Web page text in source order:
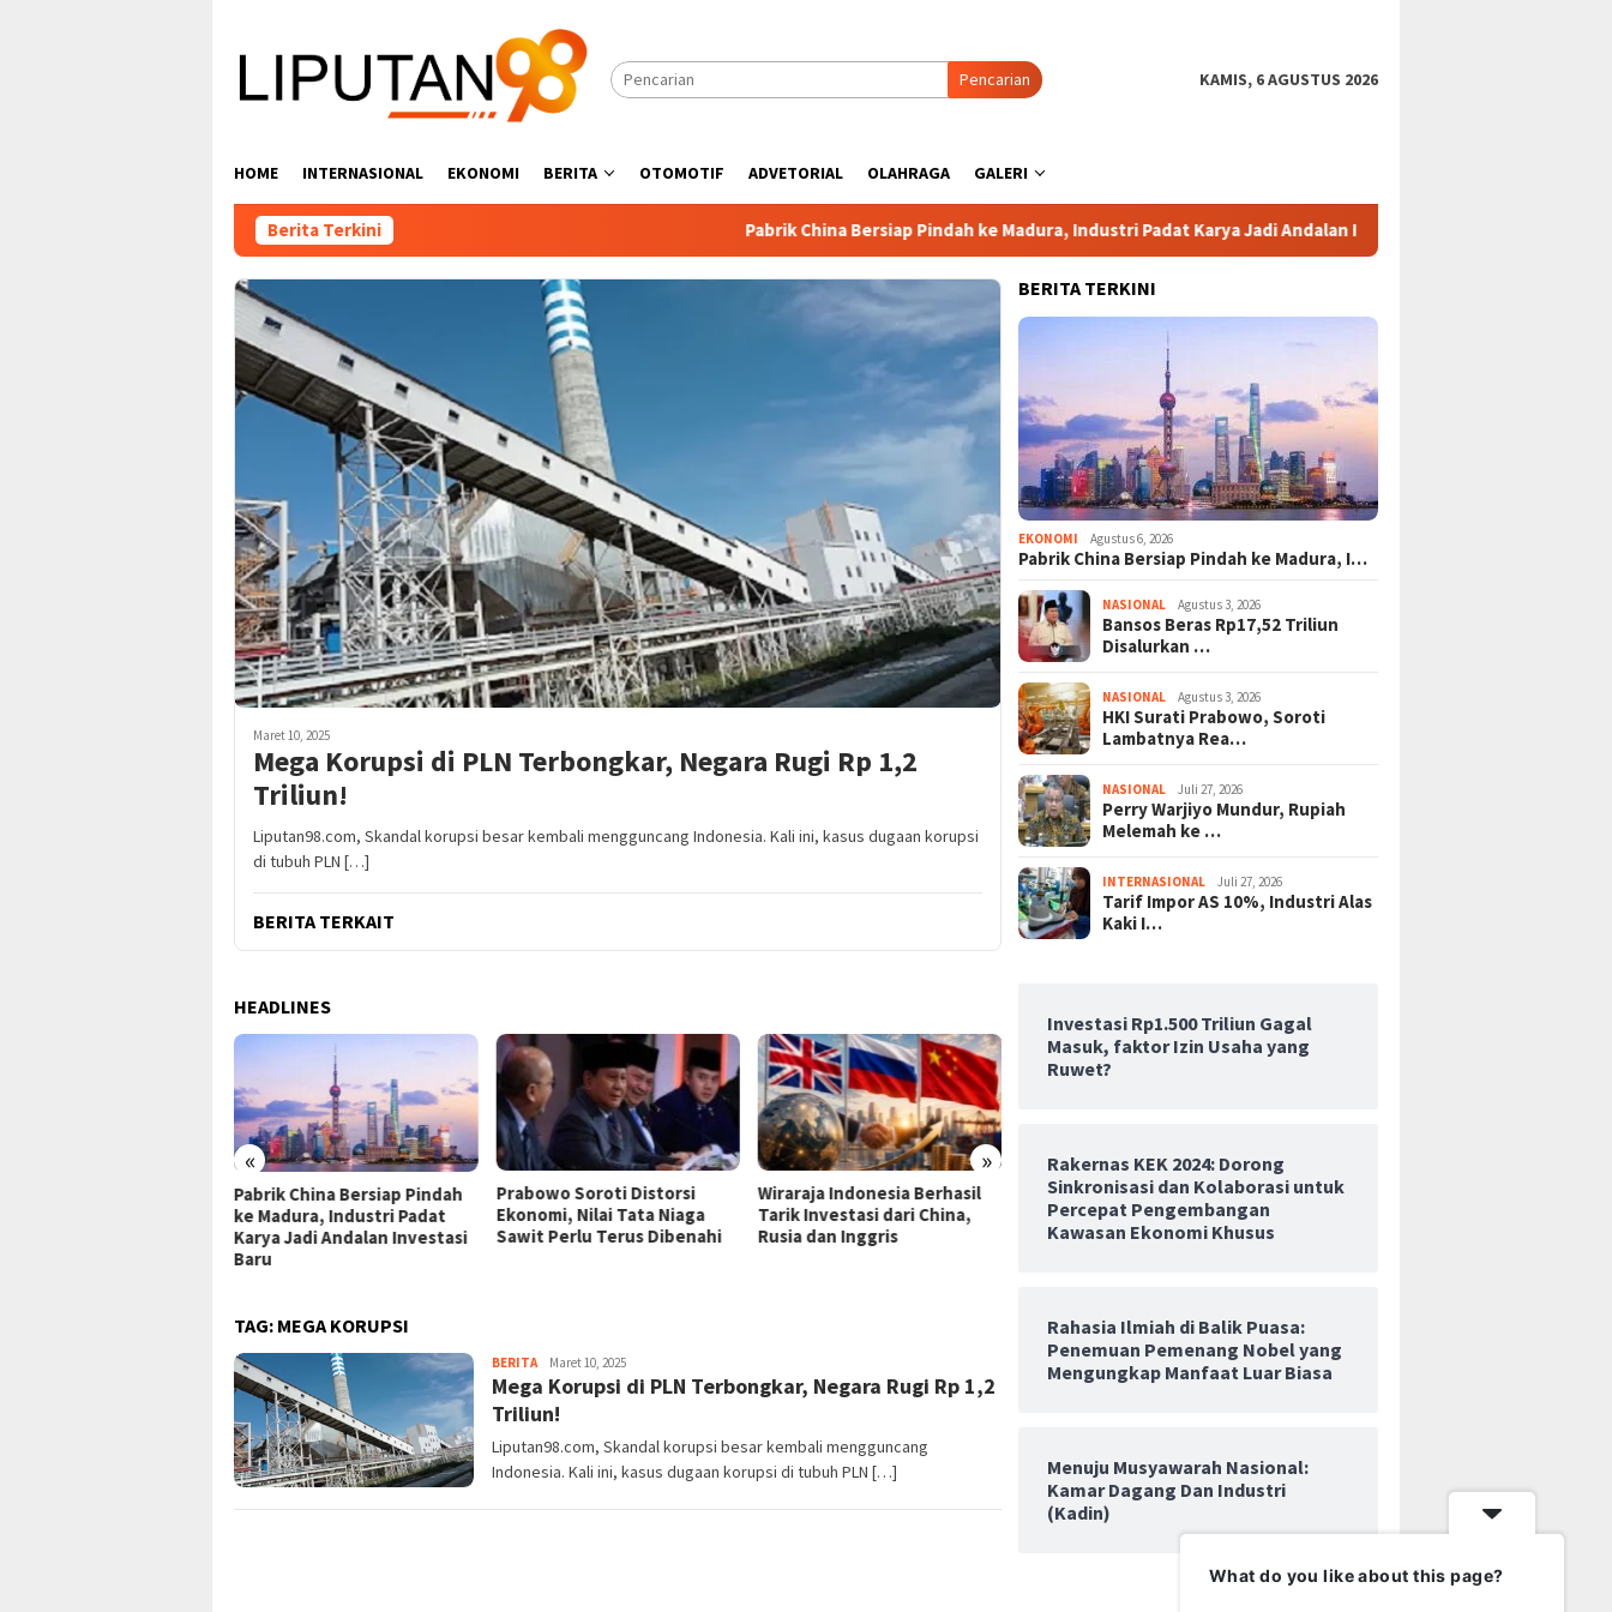
konten
Pencarian
KAMIS, 6 AGUSTUS 2026
HOME INTERNASIONAL EKONOMI BERITA OTOMOTIF ADVETORIAL OLAHRAGA GALERI
Berita Terkini Pabrik China Bersiap Pindah ke Madura, Industri Padat Karya Jadi Andalan Investasi Baru
Maret 10, 2025
Mega Korupsi di PLN Terbongkar, Negara Rugi Rp 1,2
Triliun!
Liputan98.com, Skandal korupsi besar kembali mengguncang Indonesia. Kali ini, kasus dugaan korupsi
di tubuh PLN […]
BERITA TERKAIT
HEADLINES
« »
Pabrik China Bersiap Pindah
ke Madura, Industri Padat
Karya Jadi Andalan Investasi
Baru
Prabowo Soroti Distorsi
Ekonomi, Nilai Tata Niaga
Sawit Perlu Terus Dibenahi
Wiraraja Indonesia Berhasil
Tarik Investasi dari China,
Rusia dan Inggris
Wiraraja Teken Tiga Kerja
Sama Investasi di Beijing
Wiraraja Gaet Investasi Rusia
TAG: MEGA KORUPSI
BERITAAdmin98
Maret 10, 2025
Mega Korupsi di PLN Terbongkar, Negara Rugi Rp 1,2
Triliun!
Liputan98.com, Skandal korupsi besar kembali mengguncang
Indonesia. Kali ini, kasus dugaan korupsi di tubuh PLN […]
BERITA TERKINI
EKONOMI Agustus 6, 2026
Pabrik China Bersiap Pindah ke Madura, I…
NASIONAL Agustus 3, 2026
Bansos Beras Rp17,52 Triliun
Disalurkan …
NASIONAL Agustus 3, 2026
HKI Surati Prabowo, Soroti
Lambatnya Rea…
NASIONAL Juli 27, 2026
Perry Warjiyo Mundur, Rupiah
Melemah ke …
INTERNASIONAL Juli 27, 2026
Tarif Impor AS 10%, Industri Alas
Kaki I…
Investasi Rp1.500 Triliun Gagal
Masuk, faktor Izin Usaha yang
Ruwet?
Rakernas KEK 2024: Dorong
Sinkronisasi dan Kolaborasi untuk
Percepat Pengembangan
Kawasan Ekonomi Khusus
Rahasia Ilmiah di Balik Puasa:
Penemuan Pemenang Nobel yang
Mengungkap Manfaat Luar Biasa
Menuju Musyawarah Nasional:
Kamar Dagang Dan Industri
(Kadin)
What do you like about this page?